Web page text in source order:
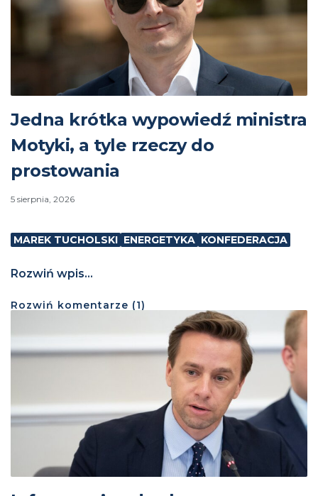
Jedna krótka wypowiedź ministra
Motyki, a tyle rzeczy do
prostowania
5 sierpnia, 2026
MAREK TUCHOLSKI ENERGETYKA KONFEDERACJA
Rozwiń wpis...
Rozwiń komentarze (1)